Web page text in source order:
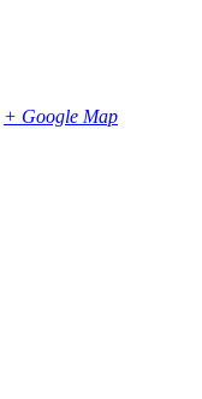
+ Google Map